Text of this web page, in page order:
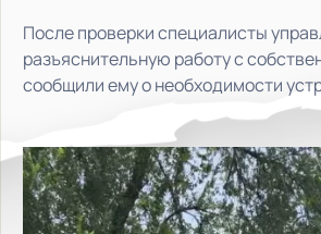
После проверки специалисты
разъяснительную работу с
сообщили ему о необходимости